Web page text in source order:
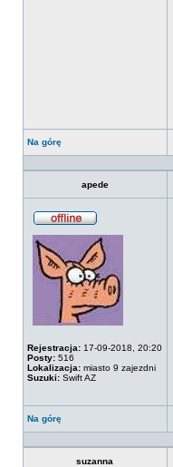
Na górę
apede
Rejestracja: 17-09-2018, 20:20
Posty: 516
Lokalizacja: miasto 9 zajezdni
Suzuki: Swift AZ
Na górę
suzanna